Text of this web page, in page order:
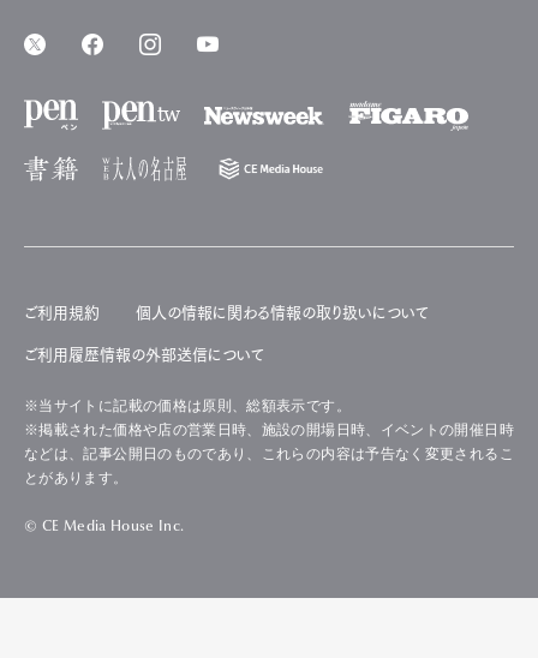
ご利用規約 個人の情報に関わる情報の取り扱いについて
ご利用履歴情報の外部送信について
※当サイトに記載の価格は原則、総額表示です。
※掲載された価格や店の営業日時、施設の開場日時、イベントの開催日時
などは、記事公開日のものであり、これらの内容は予告なく変更されるこ
とがあります。
© CE Media House Inc.